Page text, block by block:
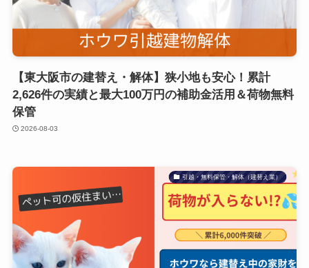
【東大阪市の建替え・解体】狭小地も安心！累計
2,626件の実績と最大100万円の補助金活用＆荷物無料
保管
2026-08-03
引越・無料保管・解体（建替え業）